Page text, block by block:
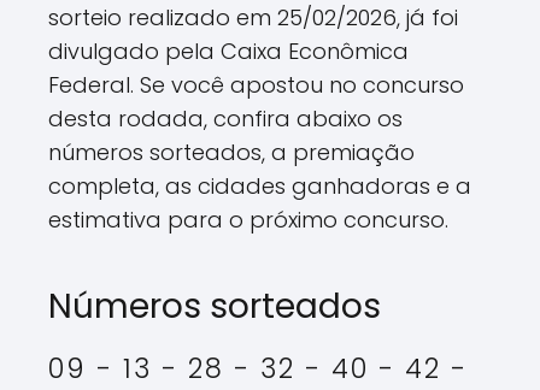
sorteio realizado em 25/02/2026, já foi
divulgado pela Caixa Econômica
Federal. Se você apostou no concurso
desta rodada, confira abaixo os
números sorteados, a premiação
completa, as cidades ganhadoras e a
estimativa para o próximo concurso.
Números sorteados
09 - 13 - 28 - 32 - 40 - 42 -